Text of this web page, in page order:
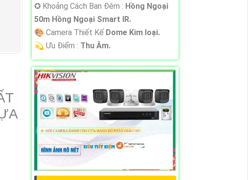
✪ Khoảng Cách Ban Đêm : Hồng Ngoại
50m Hồng Ngoại Smart IR.
🎨 Camera Thiết Kế Dome Kim loại.
️💫 Ưu Điểm : Thu Âm.